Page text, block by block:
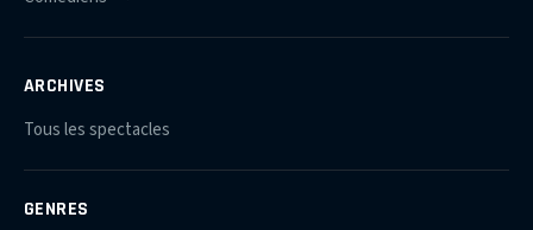
ARCHIVES
Tous les spectacles
GENRES